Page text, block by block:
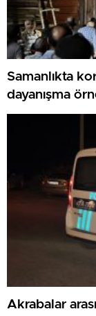
Samanlıkta
dayanışma
Akrabalar